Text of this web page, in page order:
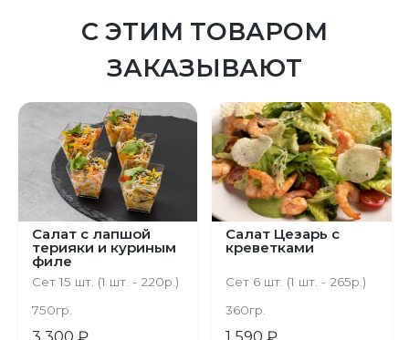
С ЭТИМ ТОВАРОМ
ЗАКАЗЫВАЮТ
Салат с лапшой
терияки и куриным
филе
Сет 15 шт. (1 шт. - 220р.)
750гр.
Салат Цезарь с
креветками
Сет 6 шт. (1 шт. - 265р.)
360гр.